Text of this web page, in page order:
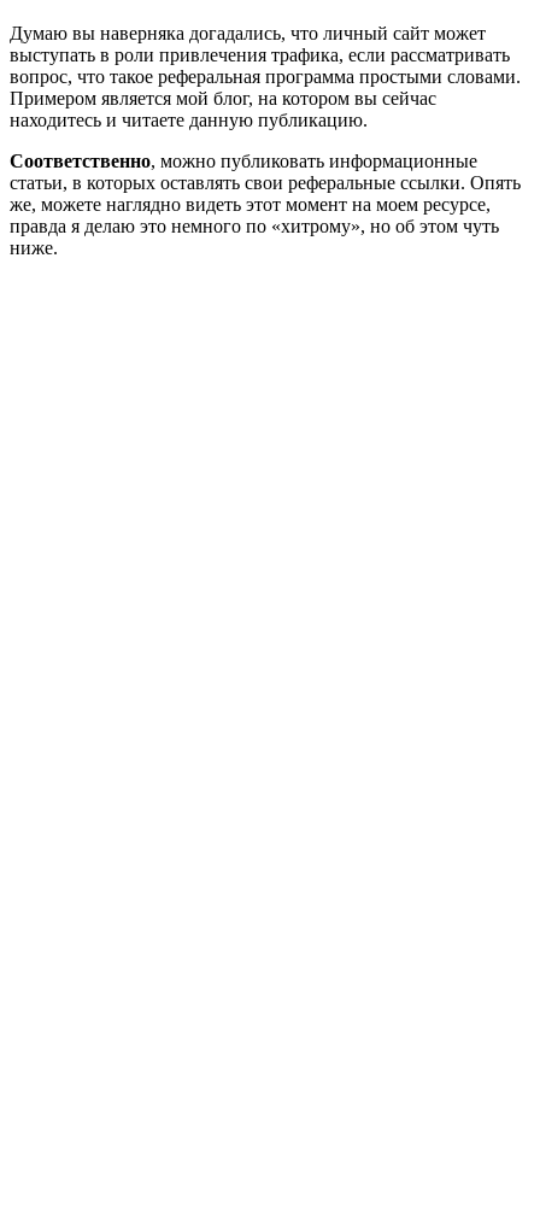
Думаю вы наверняка догадались, что личный сайт может
выступать в роли привлечения трафика, если рассматривать
вопрос, что такое реферальная программа простыми словами.
Примером является мой блог, на котором вы сейчас
находитесь и читаете данную публикацию.
Соответственно, можно публиковать информационные
статьи, в которых оставлять свои реферальные ссылки. Опять
же, можете наглядно видеть этот момент на моем ресурсе,
правда я делаю это немного по «хитрому», но об этом чуть
ниже.